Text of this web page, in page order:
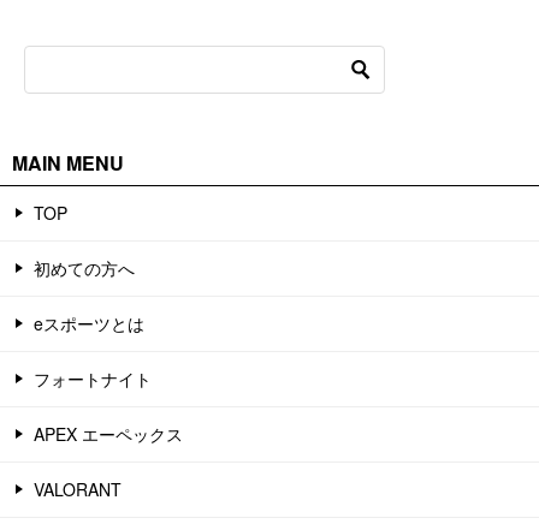
MAIN MENU
TOP
初めての方へ
eスポーツとは
フォートナイト
APEX エーペックス
VALORANT